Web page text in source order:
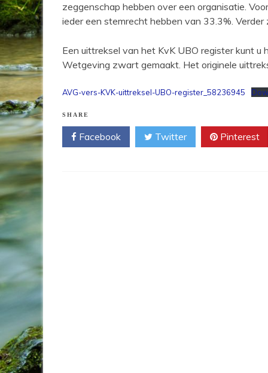
zeggenschap hebben over een organisatie.
ieder een stemrecht hebben van 33.3%.
Een uittreksel van het KvK UBO register kunt u
Wetgeving zwart gemaakt. Het originele
AVG-vers-KVK-uittreksel-UBO-register_58236945
SHARE
Facebook Twitter Pinterest